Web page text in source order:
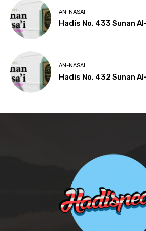
AN-NASAI
Hadis No. 433 Sunan
AN-NASAI
Hadis No. 432 Sunan